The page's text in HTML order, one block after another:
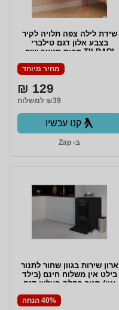
שידת לילה צפה תלויה לקיר
בצבע אלון דגם טילברי
TILBARI מבית סטאר שופ
STAR SHOP
מחיר מיוחד
129 ₪
₪39 למשלוח
קנו עכשיו
ב- Zap
ארון שירות בגוון שחור לתנור
בילט אין משלוח חינם (בילד
אין) סגור בחלק העליון דגם
קיסר מבית סטאר שופ STAR
SHOP 40% הנחה